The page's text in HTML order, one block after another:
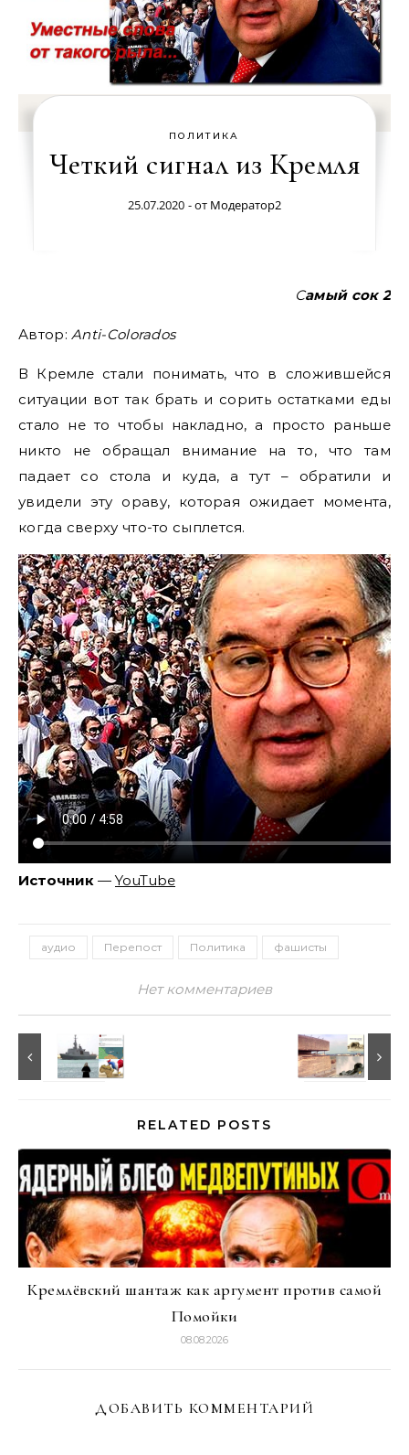
ПОЛИТИКА
Четкий сигнал из Кремля
25.07.2020 - от Модератор2
Самый сок 2
Автор:Anti-Colorados
В Кремле стали понимать, что в сложившейся
ситуации вот так брать и сорить остатками еды
стало не то чтобы накладно, а просто раньше
никто не обращал внимание на то, что там
падает со стола и куда, а тут – обратили и
увидели эту ораву, которая ожидает момента,
когда сверху что-то сыплется.
Источник — YouTube
аудио Перепост Политика фашисты
Нет комментариев
RELATED POSTS
Кремлёвский шантаж как аргумент против самой
Помойки
08.08.2026
ДОБАВИТЬ КОММЕНТАРИЙ